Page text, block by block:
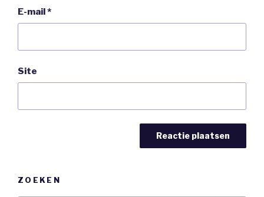
E-mail*
Site
ZOEKEN